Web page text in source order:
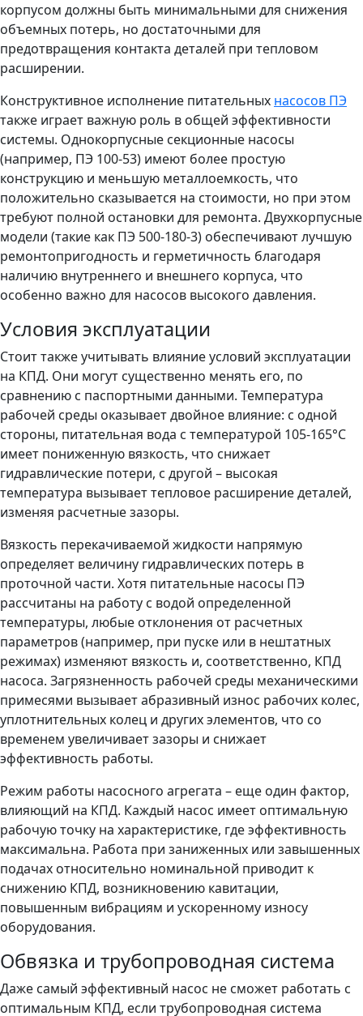
корпусом должны быть минимальными для снижения
объемных потерь, но достаточными для
предотвращения контакта деталей при тепловом
расширении.
Конструктивное исполнение питательных насосов ПЭ
также играет важную роль в общей эффективности
системы. Однокорпусные секционные насосы
(например, ПЭ 100-53) имеют более простую
конструкцию и меньшую металлоемкость, что
положительно сказывается на стоимости, но при этом
требуют полной остановки для ремонта. Двухкорпусные
модели (такие как ПЭ 500-180-3) обеспечивают лучшую
ремонтопригодность и герметичность благодаря
наличию внутреннего и внешнего корпуса, что
особенно важно для насосов высокого давления.
Условия эксплуатации
Стоит также учитывать влияние условий эксплуатации
на КПД. Они могут существенно менять его, по
сравнению с паспортными данными. Температура
рабочей среды оказывает двойное влияние: с одной
стороны, питательная вода с температурой 105-165°C
имеет пониженную вязкость, что снижает
гидравлические потери, с другой – высокая
температура вызывает тепловое расширение деталей,
изменяя расчетные зазоры.
Вязкость перекачиваемой жидкости напрямую
определяет величину гидравлических потерь в
проточной части. Хотя питательные насосы ПЭ
рассчитаны на работу с водой определенной
температуры, любые отклонения от расчетных
параметров (например, при пуске или в нештатных
режимах) изменяют вязкость и, соответственно, КПД
насоса. Загрязненность рабочей среды механическими
примесями вызывает абразивный износ рабочих колес,
уплотнительных колец и других элементов, что со
временем увеличивает зазоры и снижает
эффективность работы.
Режим работы насосного агрегата – еще один фактор,
влияющий на КПД. Каждый насос имеет оптимальную
рабочую точку на характеристике, где эффективность
максимальна. Работа при заниженных или завышенных
подачах относительно номинальной приводит к
снижению КПД, возникновению кавитации,
повышенным вибрациям и ускоренному износу
оборудования.
Обвязка и трубопроводная система
Даже самый эффективный насос не сможет работать с
оптимальным КПД, если трубопроводная система